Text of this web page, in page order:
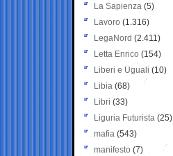
La Sapienza (5)
Lavoro (1.316)
LegaNord (2.411)
Letta Enrico (154)
Liberi e Uguali (10)
Libia (68)
Libri (33)
Liguria Futurista (25)
mafia (543)
manifesto (7)